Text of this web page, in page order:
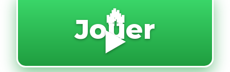
🔥
Jouer
▶️